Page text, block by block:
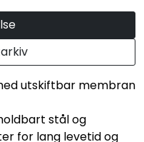
utskiftbar membran
stål og
for lang levetid og